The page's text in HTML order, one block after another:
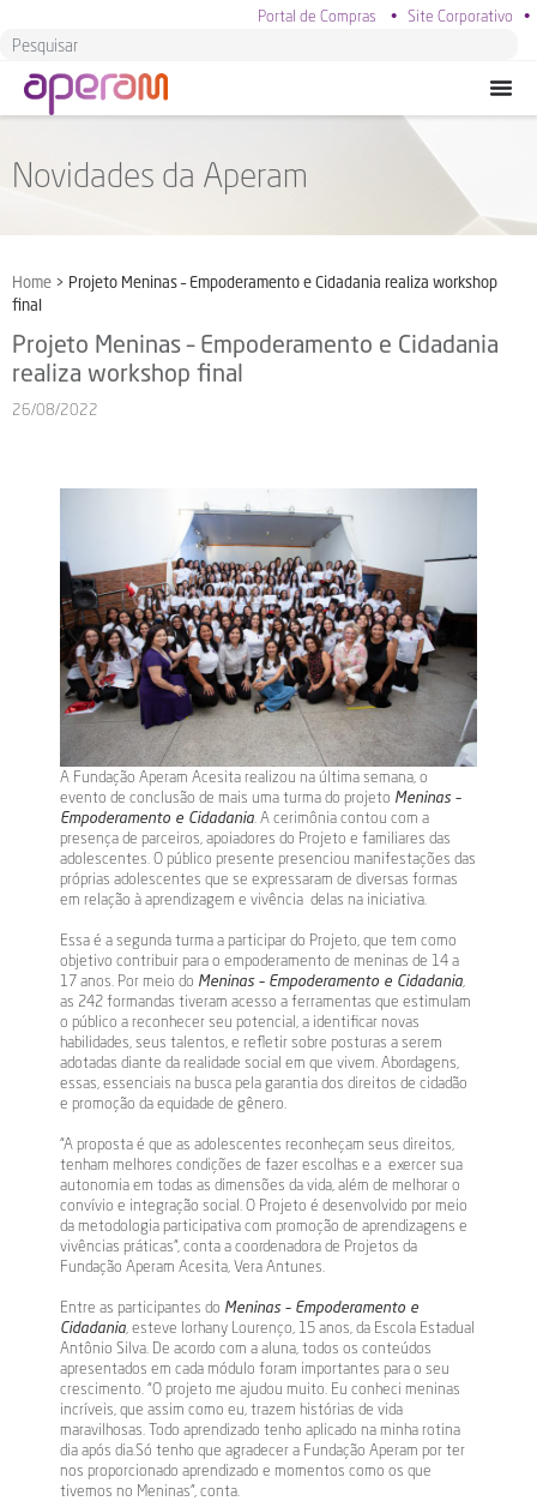
Portal de Compras • Site Corporativo •
Novidades da Aperam
Home > Projeto Meninas – Empoderamento e Cidadania realiza workshop
final
Projeto Meninas – Empoderamento e Cidadania
realiza workshop final
26/08/2022
A Fundação Aperam Acesita realizou na última semana, o
evento de conclusão de mais uma turma do projeto Meninas –
Empoderamento e Cidadania . A cerimônia contou com a
presença de parceiros, apoiadores do Projeto e familiares das
adolescentes. O público presente presenciou manifestações das
próprias adolescentes que se expressaram de diversas formas
em relação à aprendizagem e vivência delas na iniciativa.
Essa é a segunda turma a participar do Projeto, que tem como
objetivo contribuir para o empoderamento de meninas de 14 a
17 anos. Por meio do Meninas – Empoderamento e Cidadania
as 242 formandas tiveram acesso a ferramentas que estimulam
o público a reconhecer seu potencial, a identificar novas
habilidades, seus talentos, e refletir sobre posturas a serem
adotadas diante da realidade social em que vivem. Abordagens,
essas, essenciais na busca pela garantia dos direitos de cidadão
e promoção da equidade de gênero.
“A proposta é que as adolescentes reconheçam seus direitos,
tenham melhores condições de fazer escolhas e a exercer sua
autonomia em todas as dimensões da vida, além de melhorar o
convívio e integração social. O Projeto é desenvolvido por meio
da metodologia participativa com promoção de aprendizagens e
vivências práticas”, conta a coordenadora de Projetos da
Fundação Aperam Acesita, Vera Antunes.
Entre as participantes do Meninas – Empoderamento e
Cidadania , esteve Iorhany Lourenço, 15 anos, da Escola Estadual
Antônio Silva. De acordo com a aluna, todos os conteúdos
apresentados em cada módulo foram importantes para o seu
crescimento. “O projeto me ajudou muito. Eu conheci meninas
incríveis, que assim como eu, trazem histórias de vida
maravilhosas. Todo aprendizado tenho aplicado na minha rotina
dia após dia.Só tenho que agradecer a Fundação Aperam por ter
nos proporcionado aprendizado e momentos como os que
tivemos no Meninas”, conta.